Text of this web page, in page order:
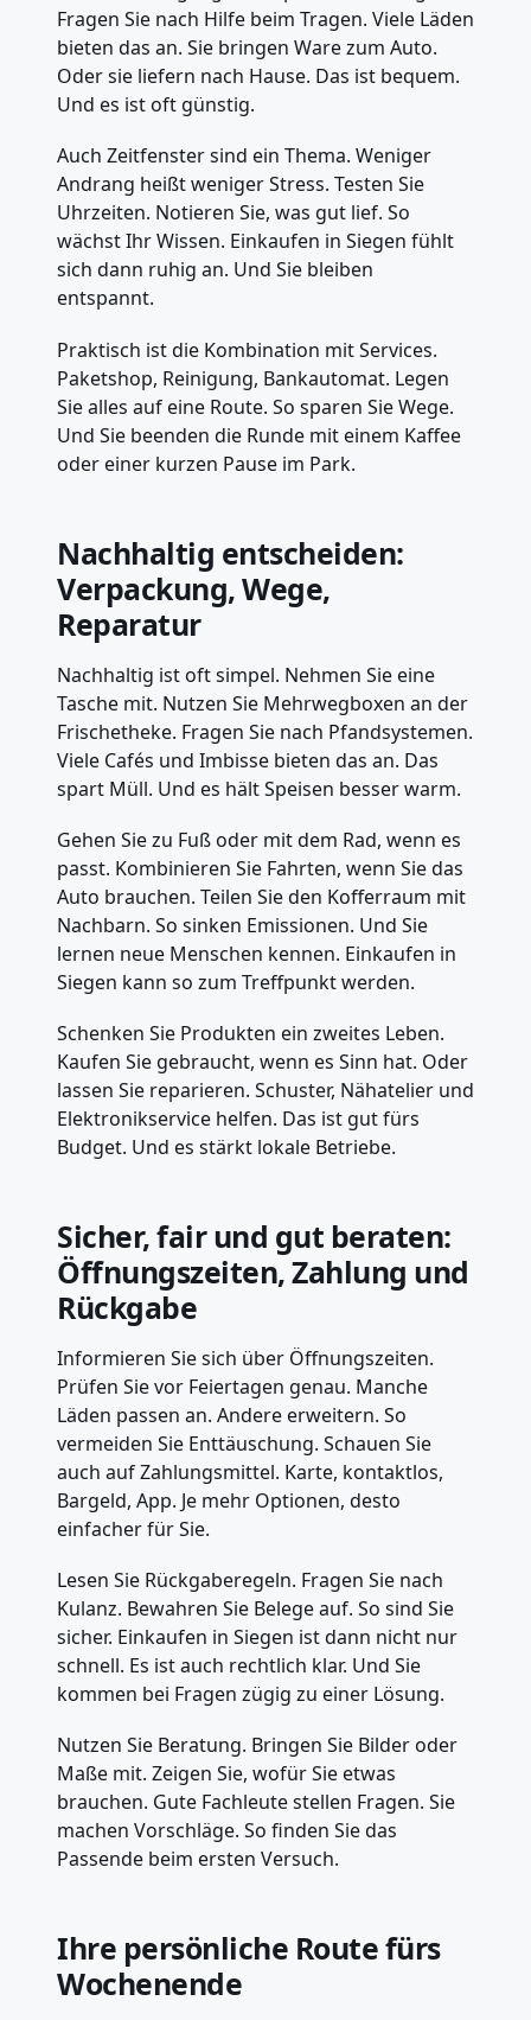
Fragen Sie nach Hilfe beim Tragen. Viele Läden
bieten das an. Sie bringen Ware zum Auto.
Oder sie liefern nach Hause. Das ist bequem.
Und es ist oft günstig.
Auch Zeitfenster sind ein Thema. Weniger
Andrang heißt weniger Stress. Testen Sie
Uhrzeiten. Notieren Sie, was gut lief. So
wächst Ihr Wissen. Einkaufen in Siegen fühlt
sich dann ruhig an. Und Sie bleiben
entspannt.
Praktisch ist die Kombination mit Services.
Paketshop, Reinigung, Bankautomat. Legen
Sie alles auf eine Route. So sparen Sie Wege.
Und Sie beenden die Runde mit einem Kaffee
oder einer kurzen Pause im Park.
Nachhaltig entscheiden:
Verpackung, Wege,
Reparatur
Nachhaltig ist oft simpel. Nehmen Sie eine
Tasche mit. Nutzen Sie Mehrwegboxen an der
Frischetheke. Fragen Sie nach Pfandsystemen.
Viele Cafés und Imbisse bieten das an. Das
spart Müll. Und es hält Speisen besser warm.
Gehen Sie zu Fuß oder mit dem Rad, wenn es
passt. Kombinieren Sie Fahrten, wenn Sie das
Auto brauchen. Teilen Sie den Kofferraum mit
Nachbarn. So sinken Emissionen. Und Sie
lernen neue Menschen kennen. Einkaufen in
Siegen kann so zum Treffpunkt werden.
Schenken Sie Produkten ein zweites Leben.
Kaufen Sie gebraucht, wenn es Sinn hat. Oder
lassen Sie reparieren. Schuster, Nähatelier und
Elektronikservice helfen. Das ist gut fürs
Budget. Und es stärkt lokale Betriebe.
Sicher, fair und gut beraten:
Öffnungszeiten, Zahlung und
Rückgabe
Informieren Sie sich über Öffnungszeiten.
Prüfen Sie vor Feiertagen genau. Manche
Läden passen an. Andere erweitern. So
vermeiden Sie Enttäuschung. Schauen Sie
auch auf Zahlungsmittel. Karte, kontaktlos,
Bargeld, App. Je mehr Optionen, desto
einfacher für Sie.
Lesen Sie Rückgaberegeln. Fragen Sie nach
Kulanz. Bewahren Sie Belege auf. So sind Sie
sicher. Einkaufen in Siegen ist dann nicht nur
schnell. Es ist auch rechtlich klar. Und Sie
kommen bei Fragen zügig zu einer Lösung.
Nutzen Sie Beratung. Bringen Sie Bilder oder
Maße mit. Zeigen Sie, wofür Sie etwas
brauchen. Gute Fachleute stellen Fragen. Sie
machen Vorschläge. So finden Sie das
Passende beim ersten Versuch.
Ihre persönliche Route fürs
Wochenende